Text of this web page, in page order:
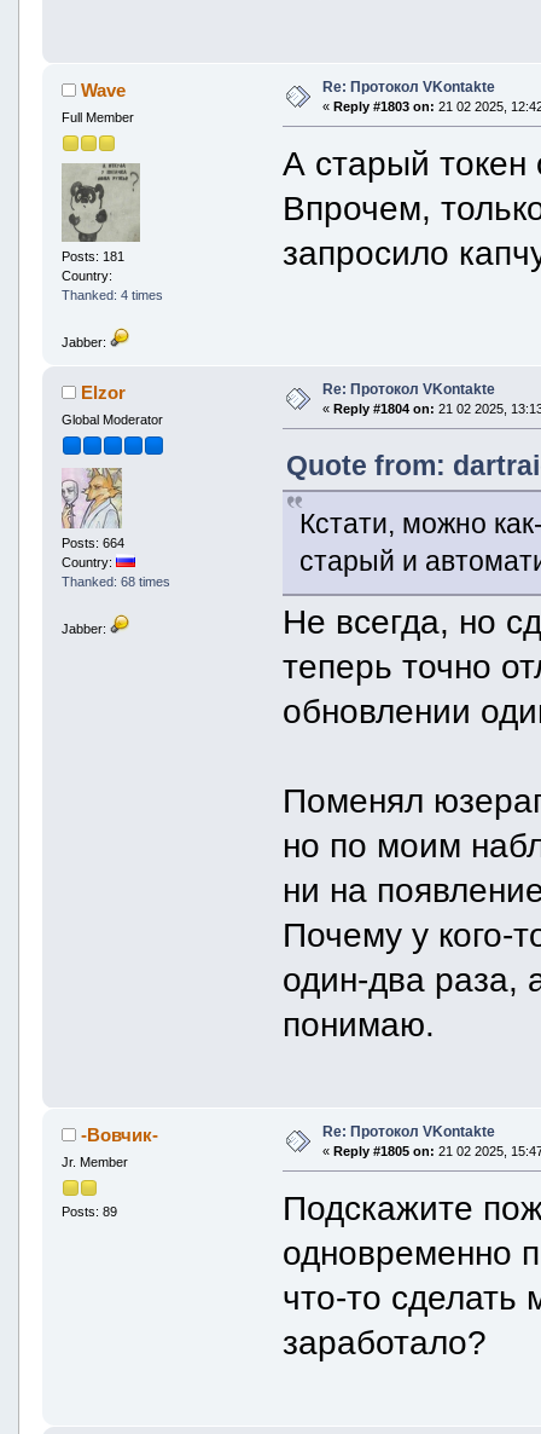
Wave
Full Member
Posts: 181
Country:
Thanked: 4 times
Jabber:
Re: Протокол VKontakte
« Reply #1803 on: 21 02 2025,
А старый токен
Впрочем,
запросило
Elzor
Global Moderator
Posts: 664
Country:
Thanked: 68 times
Jabber:
Re: Протокол VKontakte
« Reply #1804 on: 21 02 2025,
Quote from:
Кстати, можно
старый и
Не всегда, но
теперь точно
обновлении
Поменял
но по моим
ни на
Почему у кого-
один-два раза,
понимаю.
-Вовчик-
Jr. Member
Posts: 89
Re: Протокол VKontakte
« Reply #1805 on: 21 02 2025,
Подскажите
одновременно
что-то сделать
заработало?